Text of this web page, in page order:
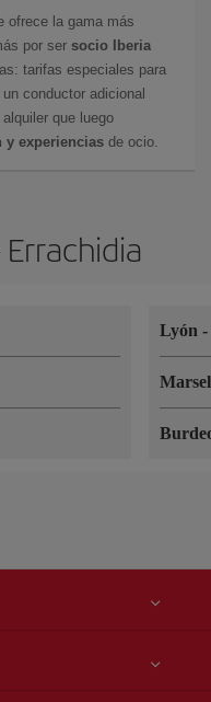
ofrece la gama más
por ser socio Iberia
tarifas especiales para
conductor adicional
que luego
y experiencias de ocio.
Lyón